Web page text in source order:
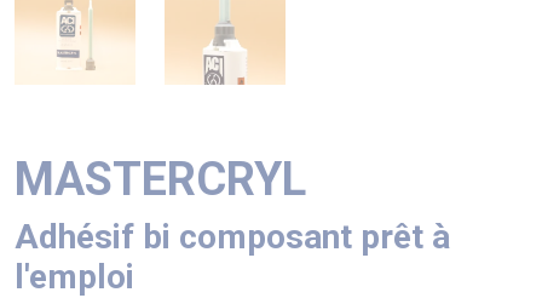
MASTERCRYL
Adhésif bi composant prêt à
l'emploi